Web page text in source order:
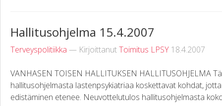
Hallitusohjelma 15.4.2007
Terveyspolitiikka — KirjoittanutToimitus LPSY 18.4.2007
VANHASEN TOISEN HALLITUKSEN HALLITUSOHJELMA
hallitusohjelmasta lastenpsykiatriaa koskettavat kohdat,
edistäminen etenee. Neuvottelutulos hallitusohjelmasta